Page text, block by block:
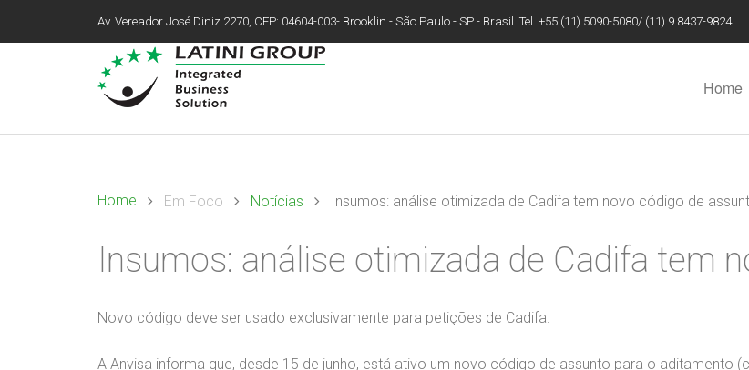
Av. Vereador José Diniz 2270, CEP: 04604-003- Brooklin - São Paulo - SP - Brasil. Tel. +55 (11) 5090-5080/ (11) 9 8437-9824
Home
Home Em Foco Notícias Insumos: análise otimizada de Cadifa tem novo código de
Insumos: análise otimizada de Cadifa tem
Novo código deve ser usado exclusivamente para petições de Cadifa.
A Anvisa informa que, desde 15 de junho, está ativo um novo código de assunto para o